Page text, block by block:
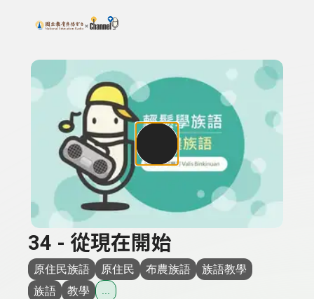
上方功能區塊
搜尋關鍵字：可輸入節目名稱、主持人或關鍵字
34 - 從現在開始
原住民族語 原住民 布農族語
族語教學
族語
教學 ...